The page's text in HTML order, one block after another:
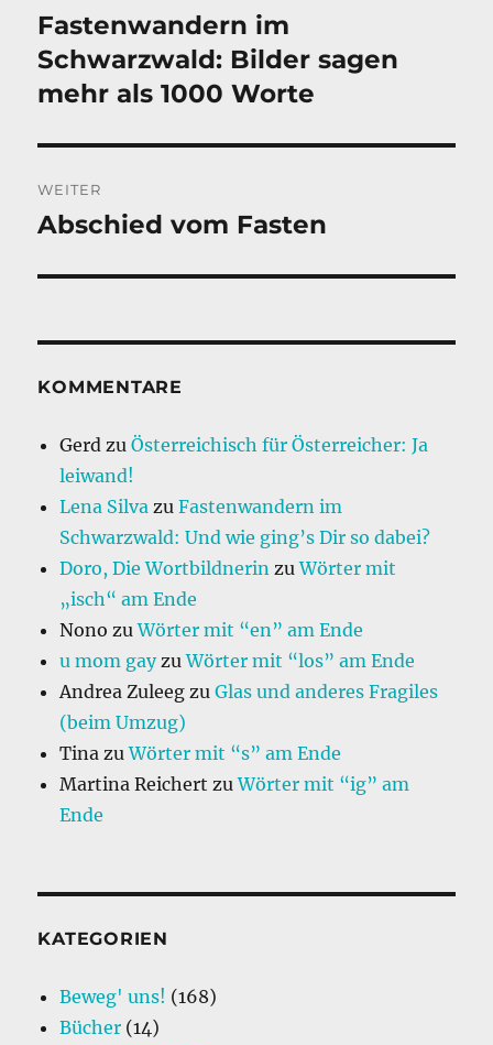
Vorheriger
Beitrag:
Fastenwandern im
Schwarzwald: Bilder sagen
mehr als 1000 Worte
WEITER
Nächster
Abschied vom Fasten
KOMMENTARE
Gerd zuÖsterreichisch für Österreicher: Ja
leiwand!
Lena Silva zuFastenwandern im
Schwarzwald: Und wie ging’s Dir so dabei?
Doro, Die Wortbildnerin zuWörter mit
„isch“ am Ende
Nono zuWörter mit “en” am Ende
u mom gayzuWörter mit “los” am Ende
Andrea Zuleeg zuGlas und anderes Fragiles
(beim Umzug)
Tina zuWörter mit “s” am Ende
Martina Reichert zuWörter mit “ig” am
Ende
KATEGORIEN
Beweg' uns! (168)
Bücher (14)